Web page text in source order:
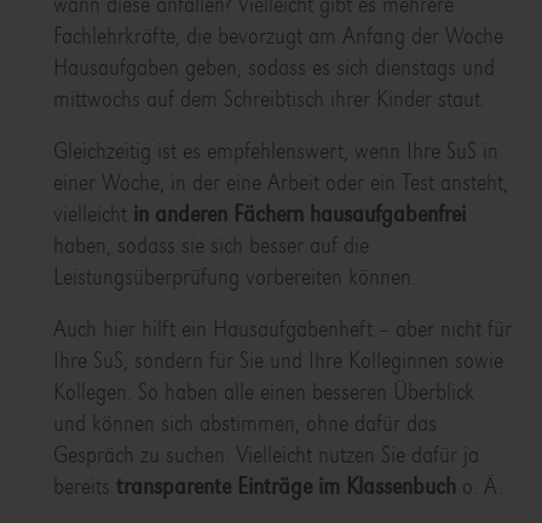
Fachlehrkräfte, die bevorzugt am Anfang der Woche
Hausaufgaben geben, sodass es sich dienstags und
mittwochs auf dem Schreibtisch ihrer Kinder staut.
Gleichzeitig ist es empfehlenswert, wenn Ihre SuS in
einer Woche, in der eine Arbeit oder ein Test ansteht,
vielleicht in anderen Fächern hausaufgabenfrei
haben, sodass sie sich besser auf die
Leistungsüberprüfung vorbereiten können.
Auch hier hilft ein Hausaufgabenheft – aber nicht für
Ihre SuS, sondern für Sie und Ihre Kolleginnen sowie
Kollegen. So haben alle einen besseren Überblick
und können sich abstimmen, ohne dafür das
Gespräch zu suchen. Vielleicht nutzen Sie dafür ja
bereits transparente Einträge im Klassenbuch o. Ä.